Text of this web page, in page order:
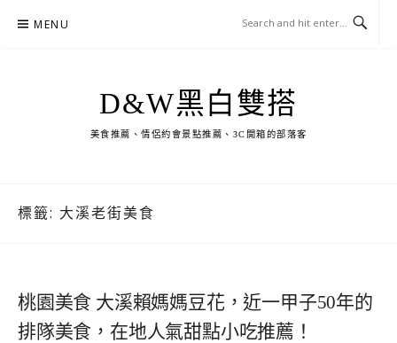
MENU
D&W黑白雙搭
美食推薦、情侶約會景點推薦、3C開箱的部落客
標籤: 大溪老街美食
桃園美食 大溪賴媽媽豆花，近一甲子50年的
排隊美食，在地人氣甜點小吃推薦！